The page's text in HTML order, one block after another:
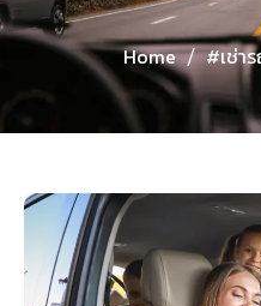
Home / #เช่า